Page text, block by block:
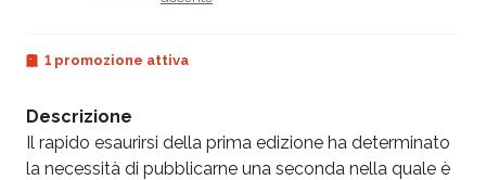
1 promozione attiva
Descrizione
Il rapido esaurirsi della prima edizione ha determinato
la necessità di pubblicarne una seconda nella quale è